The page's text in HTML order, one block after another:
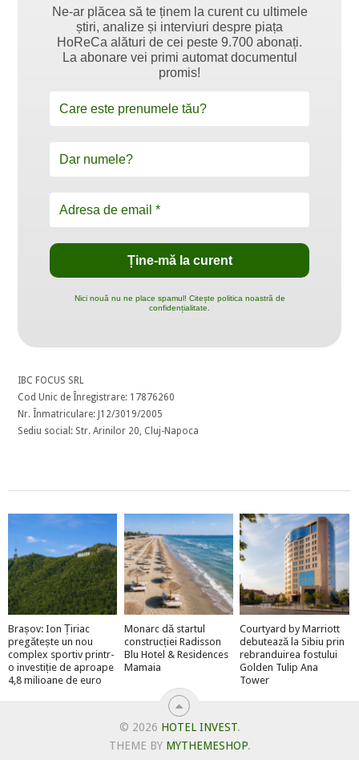
Ne-ar plăcea să te ținem la curent cu ultimele
știri, analize și interviuri despre piața
HoReCa alături de cei peste 9.700 abonați.
La abonare vei primi automat documentul
promis!
Nici nouă nu ne place spamul! Citește politica noastră de
confidențialitate.
IBC FOCUS SRL
Cod Unic de Înregistrare: 17876260
Nr. Înmatriculare: J12/3019/2005
Sediu social: Str. Arinilor 20, Cluj-Napoca
Brașov: Ion Țiriac
pregătește un nou
complex sportiv printr-
o investiție de aproape
4,8 milioane de euro
Monarc dă startul
construcției Radisson
Blu Hotel & Residences
Mamaia
Courtyard by Marriott
debutează la Sibiu prin
rebranduirea fostului
Golden Tulip Ana
Tower
© 2026 HOTEL INVEST.
THEME BY MYTHEMESHOP.